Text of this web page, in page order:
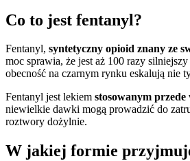
Co to jest fentanyl?
Fentanyl, syntetyczny opioid znany ze
moc sprawia, że jest aż 100 razy
obecność na czarnym rynku eskalują nie
Fentanyl jest lekiem stosowanym
niewielkie dawki mogą prowadzić do
roztwory dożylnie.
W jakiej formie